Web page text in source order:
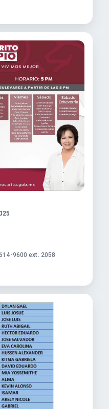
9600 ext. 2058